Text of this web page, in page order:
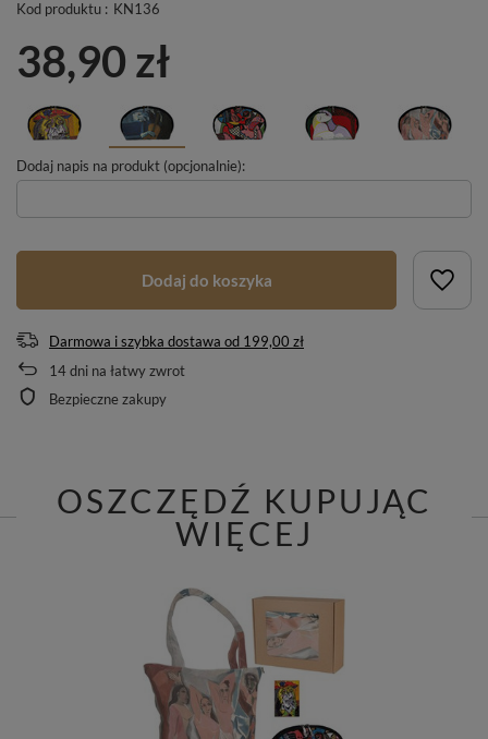
Kod produktu : KN136
38,90 zł
Dodaj napis na produkt (opcjonalnie):
Dodaj do koszyka
Darmowa i szybka dostawa od 199,00 zł
14dni na łatwy zwrot
Bezpieczne zakupy
OSZCZĘDŹ KUPUJĄC
WIĘCEJ